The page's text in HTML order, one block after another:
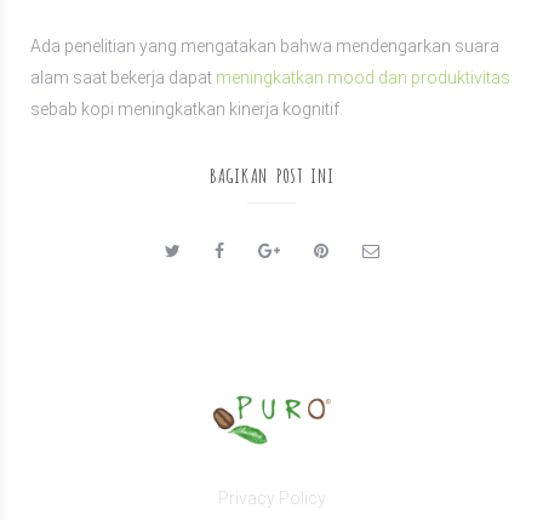
Ada penelitian yang mengatakan bahwa mendengarkan suara
alam saat bekerja dapat meningkatkan mood dan produktivitas
sebab kopi meningkatkan kinerja kognitif.
BAGIKAN POST INI
Privacy Policy